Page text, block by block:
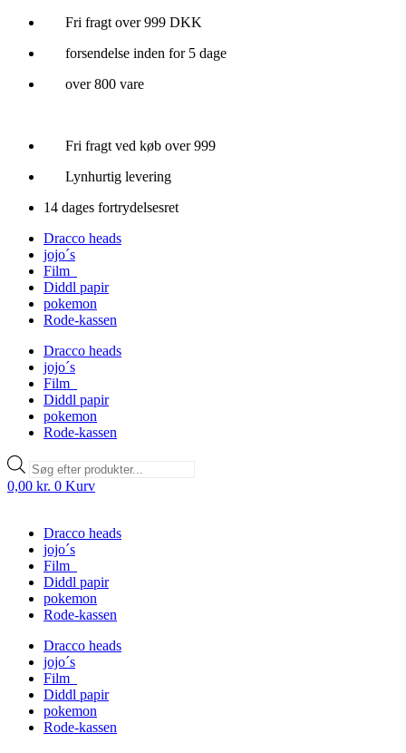
Videre
indhold
Fri fragt over 999 DKK
forsendelse inden for 5 dage
over 800 vare
Fri fragt ved køb over 999
Lynhurtig levering
14 dages fortrydelsesret
Dracco heads
jojo´s
Film
Diddl papir
pokemon
Rode-kassen
Dracco heads
jojo´s
Film
Diddl papir
pokemon
Rode-kassen
Products
search
0,00 kr. 0 Kurv
Dracco heads
jojo´s
Film
Diddl papir
pokemon
Rode-kassen
Dracco heads
jojo´s
Film
Diddl papir
pokemon
Rode-kassen